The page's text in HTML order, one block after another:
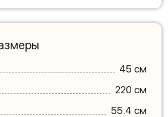
45 см
220 см
55.4 см